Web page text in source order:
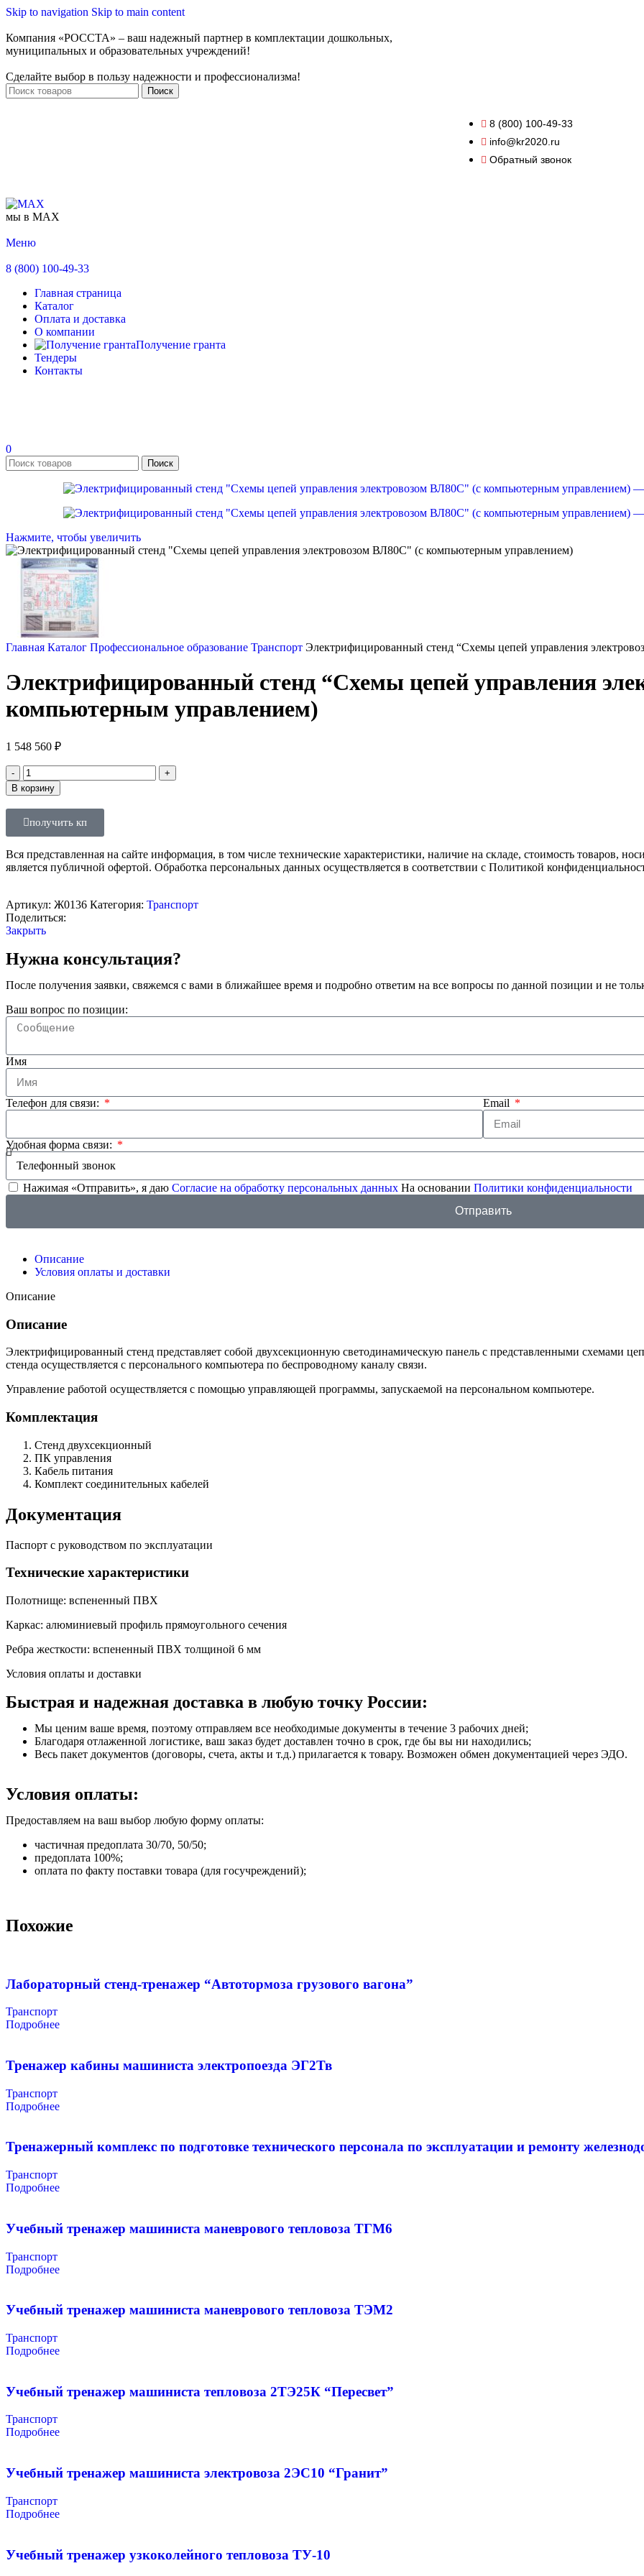
Skip to navigation Skip to main content
Компания «РОССТА» – ваш надежный партнер в комплектации дошкольных,
муниципальных и образовательных учреждений!
Сделайте выбор в пользу надежности и профессионализма!
Поиск
8 (800) 100-49-33
info@kr2020.ru
Обратный звонок
мы в MAX
Меню
8 (800) 100-49-33
Главная страница
Каталог
Оплата и доставка
О компании
Получение гранта
Тендеры
Контакты
0
Поиск
Нажмите, чтобы увеличить
Главная Каталог Профессиональное образование Транспорт Электрифицированный стенд “Схемы цепей управления
Электрифицированный стенд “Схемы цепей управления
компьютерным управлением)
1 548 560 ₽
В корзину
получить кп
Вся представленная на сайте информация, в том числе технические характеристики, наличие на складе, стоимость товаров,
является публичной офертой. Обработка персональных данных осуществляется в соответствии с Политикой
Артикул: Ж0136 Категория: Транспорт
Поделиться:
Закрыть
Нужна консультация?
После получения заявки, свяжемся с вами в ближайшее время и подробно ответим на все вопросы по данной позиции и не
Ваш вопрос по позиции:
Имя
Телефон для связи: Email
Удобная форма связи:
Нажимая «Отправить», я даю Согласие на обработку персональных данных На основании Политики конфиденциальности
Отправить
Описание
Условия оплаты и доставки
Описание
Описание
Электрифицированный стенд представляет собой двухсекционную светодинамическую панель с представленными схемами
стенда осуществляется с персонального компьютера по беспроводному каналу связи.
Управление работой осуществляется с помощью управляющей программы, запускаемой на персональном компьютере.
Комплектация
Стенд двухсекционный
ПК управления
Кабель питания
Комплект соединительных кабелей
Документация
Паспорт с руководством по эксплуатации
Технические характеристики
Полотнище: вспененный ПВХ
Каркас: алюминиевый профиль прямоугольного сечения
Ребра жесткости: вспененный ПВХ толщиной 6 мм
Условия оплаты и доставки
Быстрая и надежная доставка в любую точку России:
Мы ценим ваше время, поэтому отправляем все необходимые документы в течение 3 рабочих дней;
Благодаря отлаженной логистике, ваш заказ будет доставлен точно в срок, где бы вы ни находились;
Весь пакет документов (договоры, счета, акты и т.д.) прилагается к товару. Возможен обмен документацией через ЭДО.
Условия оплаты:
Предоставляем на ваш выбор любую форму оплаты:
частичная предоплата 30/70, 50/50;
предоплата 100%;
оплата по факту поставки товара (для госучреждений);
Похожие
Лабораторный стенд-тренажер “Автотормоза грузового вагона”
Транспорт
Подробнее
Тренажер кабины машиниста электропоезда ЭГ2Тв
Транспорт
Подробнее
Тренажерный комплекс по подготовке технического персонала по эксплуатации и ремонту
Транспорт
Подробнее
Учебный тренажер машиниста маневрового тепловоза ТГМ6
Транспорт
Подробнее
Учебный тренажер машиниста маневрового тепловоза ТЭМ2
Транспорт
Подробнее
Учебный тренажер машиниста тепловоза 2ТЭ25К “Пересвет”
Транспорт
Подробнее
Учебный тренажер машиниста электровоза 2ЭС10 “Гранит”
Транспорт
Подробнее
Учебный тренажер узкоколейного тепловоза ТУ-10